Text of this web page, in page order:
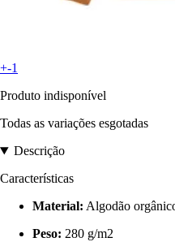
+-1
Produto indisponível
Todas as variações esgotadas
Descrição
Características
Material: Algodão
Peso: 280 g/m2